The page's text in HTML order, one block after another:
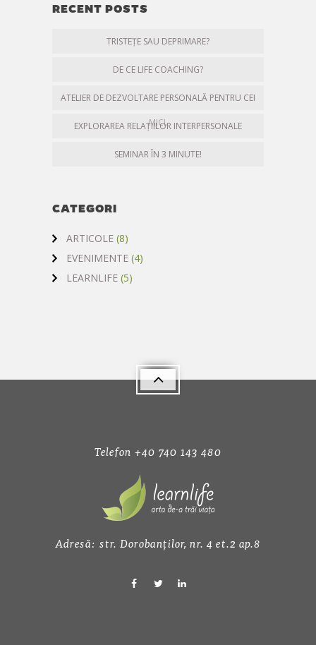
RECENT POSTS
TRISTEȚE SAU DEPRIMARE?
DE CE LIFE COACHING?
ATELIER DE DEZVOLTARE PERSONALĂ PENTRU CEI
MICI.
EXPLORAREA RELAȚIILOR INTERPERSONALE
SEMINAR ÎN 3 MINUTE!
CATEGORI
ARTICOLE (8)
EVENIMENTE (4)
LEARNLIFE (5)
Telefon +40 740 143 480
Adresă: str. Dorobanților, nr. 4 et.2 ap.8